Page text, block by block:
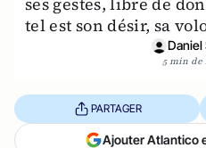
tel est son désir, sa
Daniel
5 min de
PARTAGER
Ajouter Atlantico